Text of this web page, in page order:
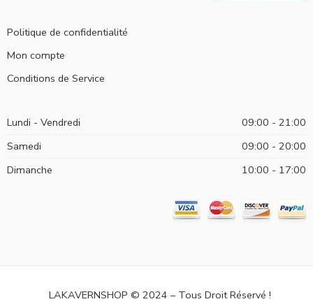
Politique de confidentialité
Mon compte
Conditions de Service
Lundi - Vendredi
09:00 - 21:00
Samedi
09:00 - 20:00
Dimanche
10:00 - 17:00
LAKAVERNSHOP © 2024 – Tous Droit Réservé !